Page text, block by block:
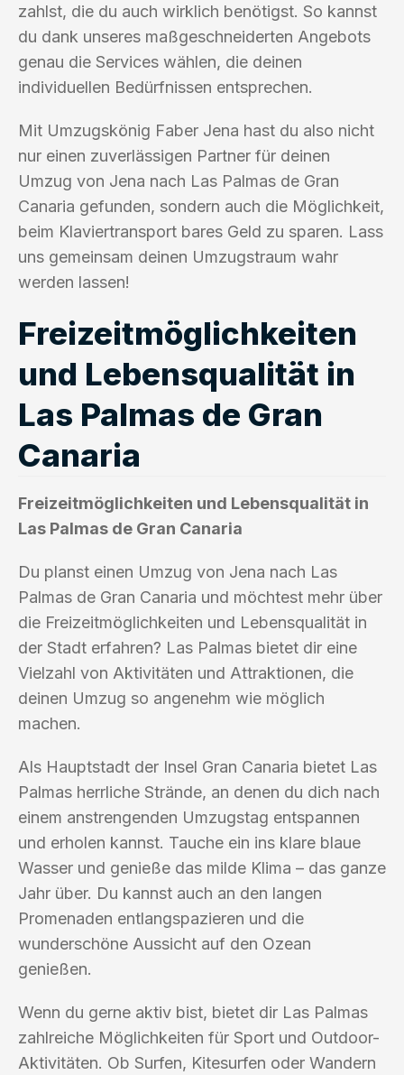
zahlst, die du auch wirklich benötigst. So kannst
du dank unseres maßgeschneiderten Angebots
genau die Services wählen, die deinen
individuellen Bedürfnissen entsprechen.
Mit Umzugskönig Faber Jena hast du also nicht
nur einen zuverlässigen Partner für deinen
Umzug von Jena nach Las Palmas de Gran
Canaria gefunden, sondern auch die Möglichkeit,
beim Klaviertransport bares Geld zu sparen. Lass
uns gemeinsam deinen Umzugstraum wahr
werden lassen!
Freizeitmöglichkeiten
und Lebensqualität in
Las Palmas de Gran
Canaria
Freizeitmöglichkeiten und Lebensqualität in
Las Palmas de Gran Canaria
Du planst einen Umzug von Jena nach Las
Palmas de Gran Canaria und möchtest mehr über
die Freizeitmöglichkeiten und Lebensqualität in
der Stadt erfahren? Las Palmas bietet dir eine
Vielzahl von Aktivitäten und Attraktionen, die
deinen Umzug so angenehm wie möglich
machen.
Als Hauptstadt der Insel Gran Canaria bietet Las
Palmas herrliche Strände, an denen du dich nach
einem anstrengenden Umzugstag entspannen
und erholen kannst. Tauche ein ins klare blaue
Wasser und genieße das milde Klima – das ganze
Jahr über. Du kannst auch an den langen
Promenaden entlangspazieren und die
wunderschöne Aussicht auf den Ozean
genießen.
Wenn du gerne aktiv bist, bietet dir Las Palmas
zahlreiche Möglichkeiten für Sport und Outdoor-
Aktivitäten. Ob Surfen, Kitesurfen oder Wandern